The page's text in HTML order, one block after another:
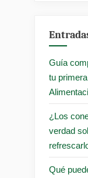
Guía
tu
¿Los
verdad
Qué